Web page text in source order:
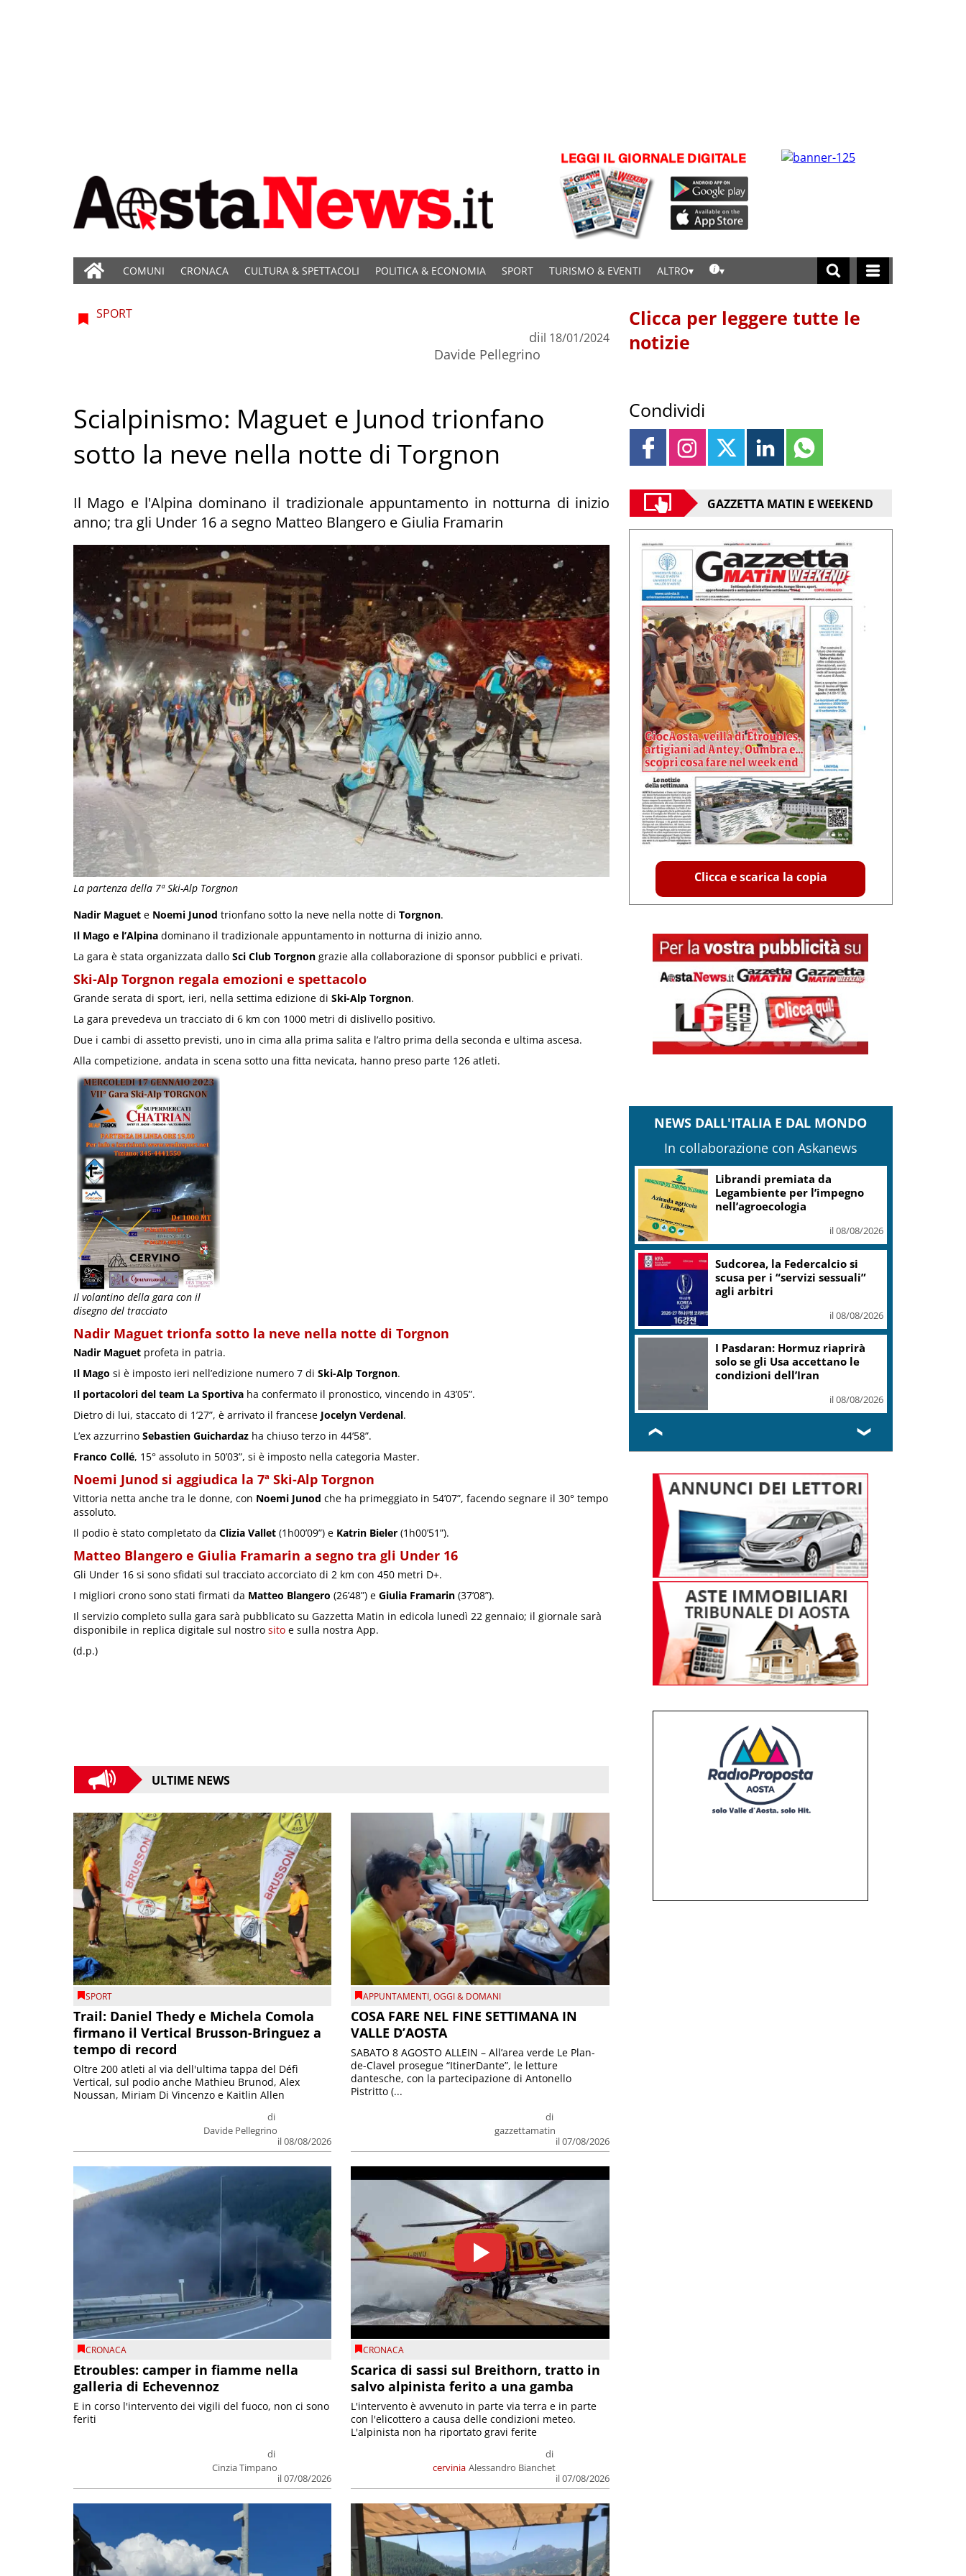
COMUNI CRONACA CULTURA & SPETTACOLI POLITICA & ECONOMIA SPORT TURISMO & EVENTI ALTRO
La partenza della 7ª Ski-Alp Torgnon
SPORT
di
Davide Pellegrino
il 18/01/2024
Scialpinismo: Maguet e Junod trionfano
sotto la neve nella notte di Torgnon
Il Mago e l'Alpina dominano il tradizionale appuntamento in notturna di inizio
anno; tra gli Under 16 a segno Matteo Blangero e Giulia Framarin
Nadir Maguet e Noemi Junod trionfano sotto la neve nella notte di Torgnon.
Il Mago e l’Alpina dominano il tradizionale appuntamento in notturna di inizio anno.
La gara è stata organizzata dallo Sci Club Torgnon grazie alla collaborazione di sponsor pubblici e privati.
Ski-Alp Torgnon regala emozioni e spettacolo
Grande serata di sport, ieri, nella settima edizione di Ski-Alp Torgnon.
La gara prevedeva un tracciato di 6 km con 1000 metri di dislivello positivo.
Due i cambi di assetto previsti, uno in cima alla prima salita e l’altro prima della seconda e ultima ascesa.
Alla competizione, andata in scena sotto una fitta nevicata, hanno preso parte 126 atleti.
Il volantino della gara con il
disegno del tracciato
Nadir Maguet trionfa sotto la neve nella notte di Torgnon
Nadir Maguet profeta in patria.
Il Mago si è imposto ieri nell’edizione numero 7 di Ski-Alp Torgnon.
Il portacolori del team La Sportiva ha confermato il pronostico, vincendo in 43’05”.
Dietro di lui, staccato di 1’27”, è arrivato il francese Jocelyn Verdenal.
L’ex azzurrino Sebastien Guichardaz ha chiuso terzo in 44’58”.
Franco Collé, 15° assoluto in 50’03”, si è imposto nella categoria Master.
Noemi Junod si aggiudica la 7ª Ski-Alp Torgnon
Vittoria netta anche tra le donne, con Noemi Junod che ha primeggiato in 54’07”, facendo segnare il 30° tempo
assoluto.
Il podio è stato completato da Clizia Vallet (1h00’09”) e Katrin Bieler (1h00’51”).
Matteo Blangero e Giulia Framarin a segno tra gli Under 16
Gli Under 16 si sono sfidati sul tracciato accorciato di 2 km con 450 metri D+.
I migliori crono sono stati firmati da Matteo Blangero (26’48”) e Giulia Framarin (37’08”).
Il servizio completo sulla gara sarà pubblicato su Gazzetta Matin in edicola lunedì 22 gennaio; il giornale sarà
disponibile in replica digitale sul nostro sito e sulla nostra App.
(d.p.)
ULTIME NEWS
SPORT
Trail: Daniel Thedy e Michela Comola
firmano il Vertical Brusson-Bringuez a
tempo di record
di
Davide Pellegrino
il 08/08/2026
Oltre 200 atleti al via dell'ultima tappa del Défì
Vertical, sul podio anche Mathieu Brunod, Alex
Noussan, Miriam Di Vincenzo e Kaitlin Allen
APPUNTAMENTI,OGGI & DOMANI
COSA FARE NEL FINE SETTIMANA IN
VALLE D’AOSTA
di
gazzettamatin
il 07/08/2026
SABATO 8 AGOSTO ALLEIN – All’area verde Le Plan-
de-Clavel prosegue “ItinerDante”, le letture
dantesche, con la partecipazione di Antonello
Pistritto (...
CRONACA
Etroubles: camper in fiamme nella
galleria di Echevennoz
di
Cinzia Timpano
il 07/08/2026
E in corso l'intervento dei vigili del fuoco, non ci sono
feriti
CRONACA
Scarica di sassi sul Breithorn, tratto in
salvo alpinista ferito a una gamba
cervinia
di
Alessandro Bianchet
il 07/08/2026
L'intervento è avvenuto in parte via terra e in parte
con l'elicottero a causa delle condizioni meteo.
L'alpinista non ha riportato gravi ferite
Clicca per leggere tutte le
notizie
Condividi
GAZZETTA MATIN E WEEKEND
Clicca e scarica la copia
NEWS DALL'ITALIA E DAL MONDO
In collaborazione con Askanews
Librandi premiata da
Legambiente per l’impegno
nell’agroecologia
il 08/08/2026
Sudcorea, la Federcalcio si
scusa per i “servizi sessuali”
agli arbitri
il 08/08/2026
I Pasdaran: Hormuz riaprirà
solo se gli Usa accettano le
condizioni dell’Iran
il 08/08/2026
❮ ❯